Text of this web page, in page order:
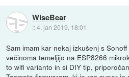
WiseBear
::4. jan 2019, 18:01
Sam imam kar nekaj izkušenj s
večinoma temeljijo na ESP8266
to wifi varianto in si DIY tip,